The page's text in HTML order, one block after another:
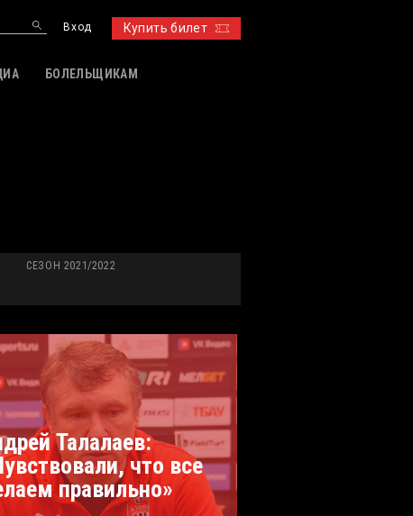
Купить билет
Вход
БОЛЕЛЬЩИКАМ
СЕЗОН 2021/2022
Талалаев:
что все
правильно»